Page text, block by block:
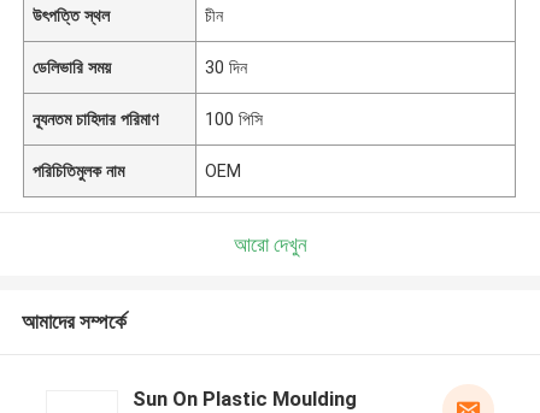
উৎপত্তি স্থল চীন
ডেলিভারি সময় 30 দিন
ন্যূনতম চাহিদার পরিমাণ 100 পিসি
পরিচিতিমুলক নাম OEM
আরো দেখুন
আমাদের সম্পর্কে
Sun On Plastic Moulding